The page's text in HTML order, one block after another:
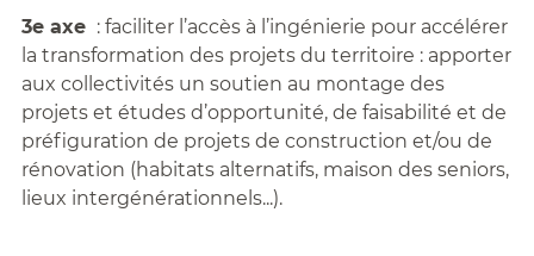
3e axe : faciliter l’accès à l’ingénierie pour accélérer
la transformation des projets du territoire : apporter
aux collectivités un soutien au montage des
projets et études d’opportunité, de faisabilité et de
préfiguration de projets de construction et/ou de
rénovation (habitats alternatifs, maison des seniors,
lieux intergénérationnels...).